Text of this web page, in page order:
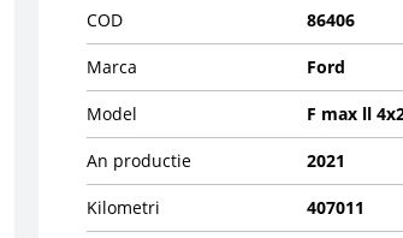
COD 86406
Marca Ford
Model F max ll
An productie 2021
Kilometri 407011